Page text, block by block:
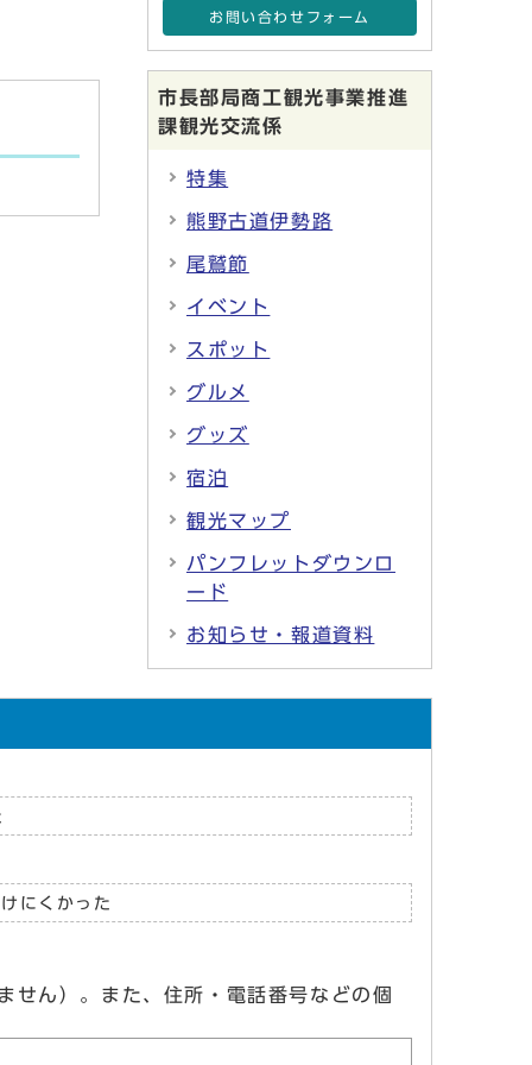
お問い合わせフォーム
市長部局商工観光事業推進
課観光交流係
特集
熊野古道伊勢路
尾鷲節
イベント
スポット
グルメ
グッズ
宿泊
観光マップ
パンフレットダウンロ
ード
お知らせ・報道資料
にくかった
せん）。また、住所・電話番号などの個